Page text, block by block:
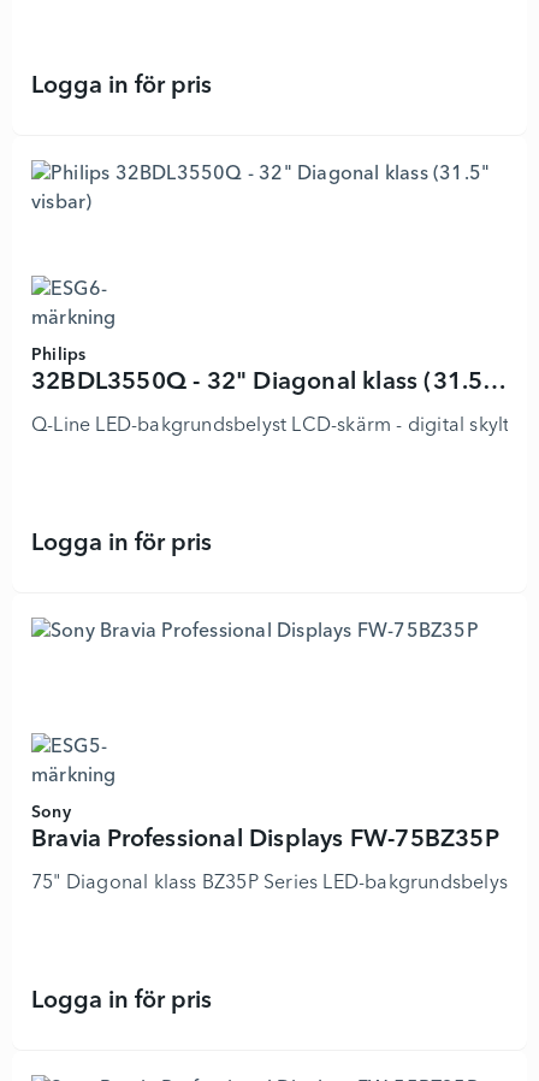
Logga in för prisQB75B - 75" Diagonal klass QBB
Philips
32BDL3550Q - 32" Diagonal klass (31.5" visbar)
Q-Line LED-bakgrundsbelyst LCD-skärm - digital
Logga in för pris32BDL3550Q - 32" Diagonal klass
Sony
Bravia Professional Displays FW-75BZ35P
75" Diagonal klass BZ35P Series LED-bakgrundsbelyst
Logga in för prisBravia Professional Displays FW-